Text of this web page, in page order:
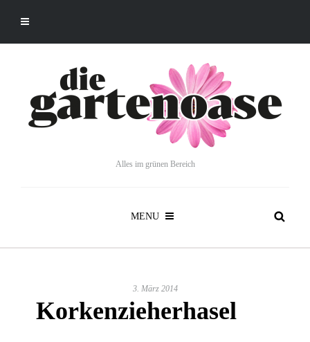
Alles im grünen Bereich
MENU
3. März 2014
Korkenzieherhasel